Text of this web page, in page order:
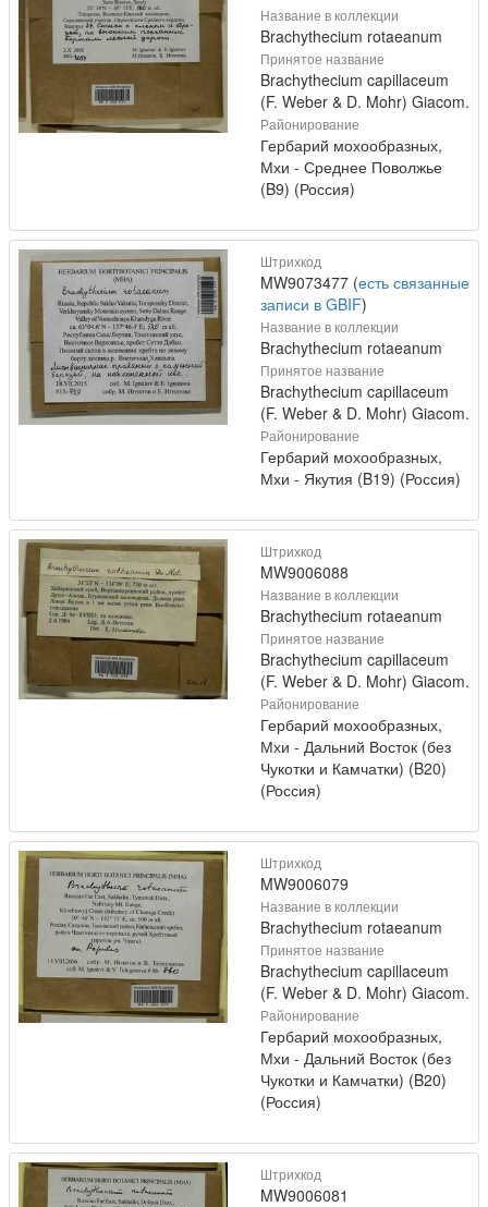
Название в коллекции
Brachythecium rotaeanum
Принятое название
Brachythecium capillaceum
(F. Weber & D. Mohr) Giacom.
Районирование
Гербарий мохообразных,
Мхи - Среднее Поволжье
(B9) (Россия)
Штрихкод
MW9073477 (есть связанные
записи в GBIF)
Название в коллекции
Brachythecium rotaeanum
Принятое название
Brachythecium capillaceum
(F. Weber & D. Mohr) Giacom.
Районирование
Гербарий мохообразных,
Мхи - Якутия (B19) (Россия)
Штрихкод
MW9006088
Название в коллекции
Brachythecium rotaeanum
Принятое название
Brachythecium capillaceum
(F. Weber & D. Mohr) Giacom.
Районирование
Гербарий мохообразных,
Мхи - Дальний Восток (без
Чукотки и Камчатки) (B20)
(Россия)
Штрихкод
MW9006079
Название в коллекции
Brachythecium rotaeanum
Принятое название
Brachythecium capillaceum
(F. Weber & D. Mohr) Giacom.
Районирование
Гербарий мохообразных,
Мхи - Дальний Восток (без
Чукотки и Камчатки) (B20)
(Россия)
Штрихкод
MW9006081